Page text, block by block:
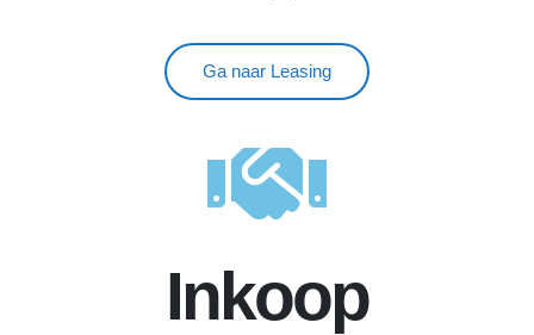
Ga naar Leasing
Inkoop